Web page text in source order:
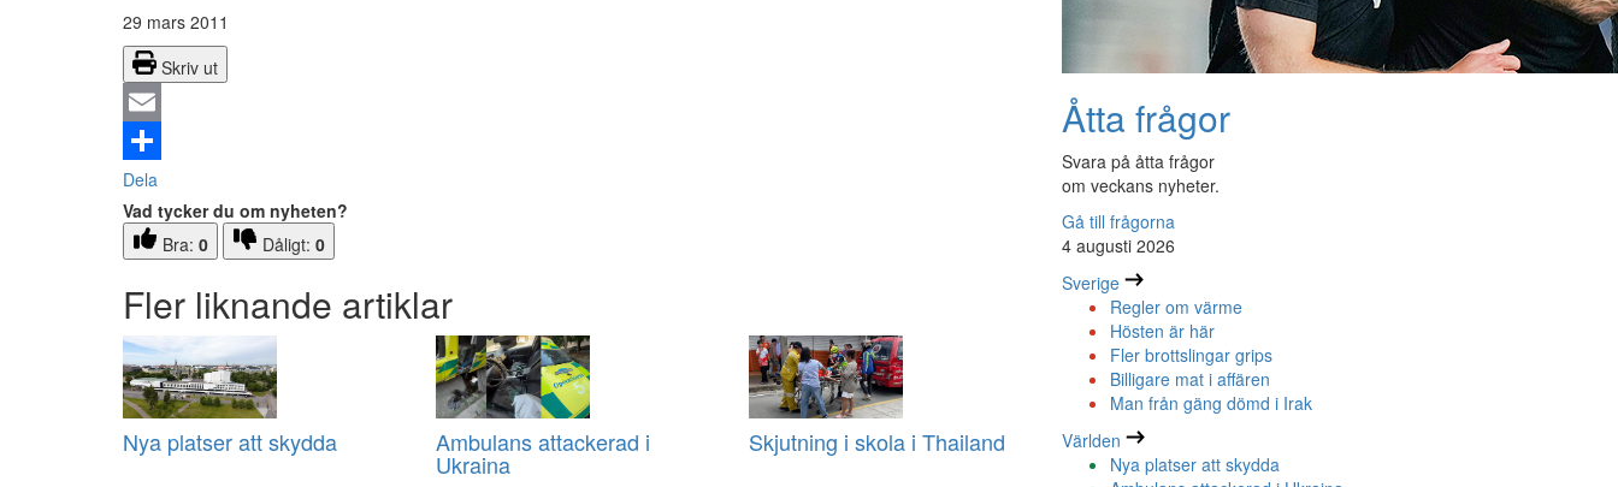
29 mars 2011
Skriv ut
Email
Dela
Vad tycker du om nyheten?
Bra: 0 Dåligt: 0
Fler liknande artiklar
Nya platser att skydda Ambulans attackerad i
Ukraina
Skjutning i skola i Thailand
Åtta frågor
Svara på åtta frågor
om veckans nyheter.
Gå till frågorna
4 augusti 2026
Sverige
Regler om värme
Hösten är här
Fler brottslingar grips
Billigare mat i affären
Man från gäng dömd i Irak
Världen
Nya platser att skydda